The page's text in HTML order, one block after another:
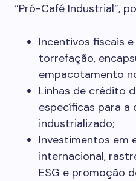
“Pró-Café Industrial”,
Incentivos fiscais
torrefação,
empacotamento
Linhas de crédito
específicas para a
industrializado;
Investimentos em
internacional,
ESG e promoção